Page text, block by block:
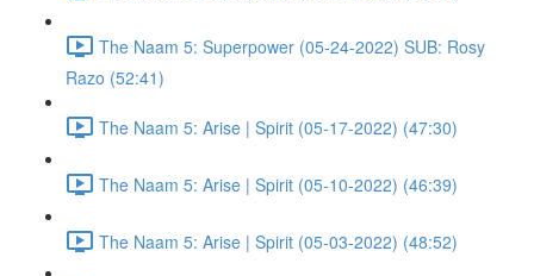
The Naam 5: Superpower (05-24-2022) SUB: Rosy
Razo (52:41)
The Naam 5: Arise | Spirit (05-17-2022) (47:30)
The Naam 5: Arise | Spirit (05-10-2022) (46:39)
The Naam 5: Arise | Spirit (05-03-2022) (48:52)